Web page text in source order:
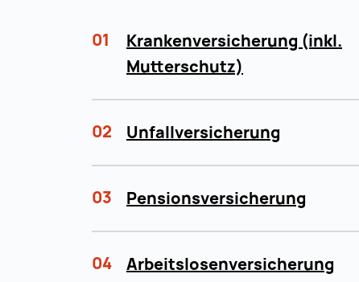
01
Krankenversicherung (inkl.
Mutterschutz)
02 Unfallversicherung
03 Pensionsversicherung
04 Arbeitslosenversicherung